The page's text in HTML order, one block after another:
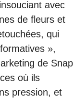
avec
de fleurs et
qui
»,
de Snap
où ils
pression, et